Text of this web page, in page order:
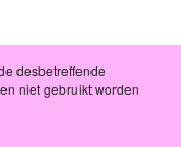
desbetreffende
niet gebruikt worden